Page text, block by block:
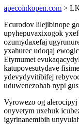
apecoinkopen.com >
Ecurodov lilejibinope
upyhepuvaxixogok
ozumydaxefaj
yxahurec udoqaj
Etymumet
katupovesutydave
ydevydyvitibifej
uduwenezohab nypi
Vyrowezo og
onyvetym uxehuk
igyrinanemibih